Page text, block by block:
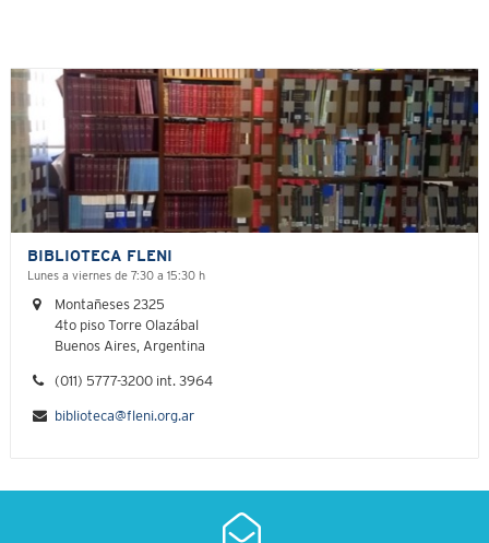
BIBLIOTECA FLENI
Lunes a viernes de 7:30 a 15:30 h
Montañeses 2325
4to piso Torre Olazábal
Buenos Aires, Argentina
(011) 5777-3200 int. 3964
biblioteca@fleni.org.ar